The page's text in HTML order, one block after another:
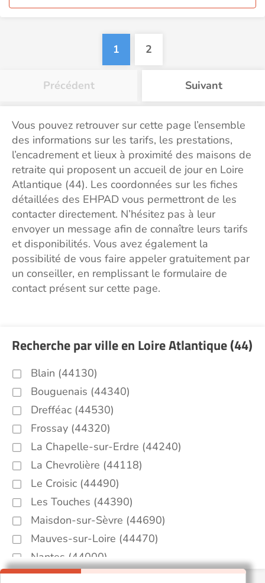
1 2
Précédent Suivant
Vous pouvez retrouver sur cette page l’ensemble
des informations sur les tarifs, les prestations,
l’encadrement et lieux à proximité des maisons de
retraite qui proposent un accueil de jour en Loire
Atlantique (44). Les coordonnées sur les fiches
détaillées des EHPAD vous permettront de les
contacter directement. N’hésitez pas à leur
envoyer un message afin de connaître leurs tarifs
et disponibilités. Vous avez également la
possibilité de vous faire appeler gratuitement par
un conseiller, en remplissant le formulaire de
contact présent sur cette page.
Recherche par ville en Loire Atlantique (44)
Blain (44130)
Bouguenais (44340)
Drefféac (44530)
Frossay (44320)
La Chapelle-sur-Erdre (44240)
La Chevrolière (44118)
Le Croisic (44490)
Les Touches (44390)
Maisdon-sur-Sèvre (44690)
Mauves-sur-Loire (44470)
Nantes (44000)
Nort-sur-Erdre (44390)